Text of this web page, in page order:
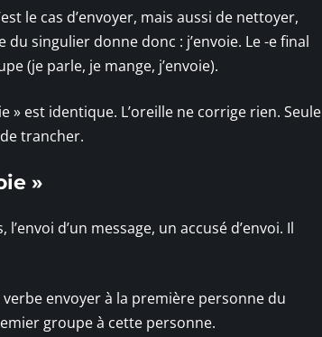
le cas d’envoyer, mais aussi de nettoyer,
singulier donne donc : j’envoie. Le -e final
(je parle, je mange, j’envoie).
» est identique. L’oreille ne corrige rien. Seule
trancher.
»
l’envoi d’un message, un accusé d’envoi. Il
envoyer à la première personne du
groupe à cette personne.